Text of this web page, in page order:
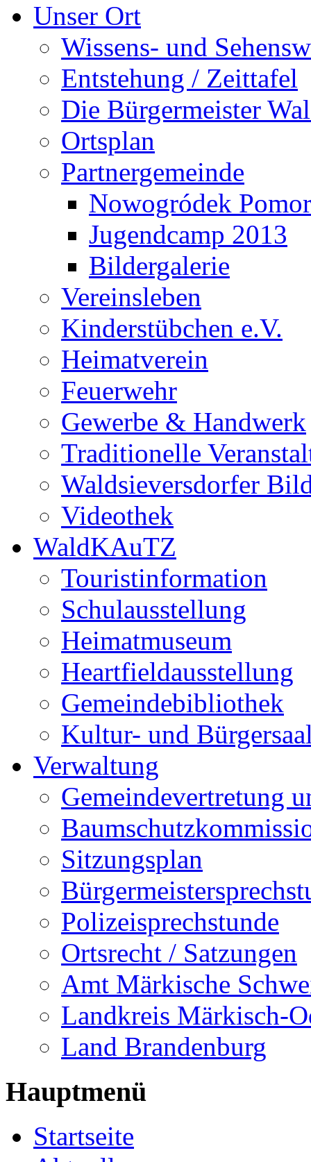
Unser Ort
Wissens- und
Entstehung / Zeittafel
Die Bürgermeister
Ortsplan
Partnergemeinde
Nowogródek
Jugendcamp 2013
Bildergalerie
Vereinsleben
Kinderstübchen e.V.
Heimatverein
Feuerwehr
Gewerbe & Handwerk
Traditionelle
Waldsieversdorfer
Videothek
WaldKAuTZ
Touristinformation
Schulausstellung
Heimatmuseum
Heartfieldausstellung
Gemeindebibliothek
Kultur- und
Verwaltung
Gemeindevertretung
Sitzungsplan
Polizeisprechstunde
Ortsrecht / Satzungen
Amt Märkische
Landkreis Märkisch-
Land Brandenburg
Hauptmenü
Startseite